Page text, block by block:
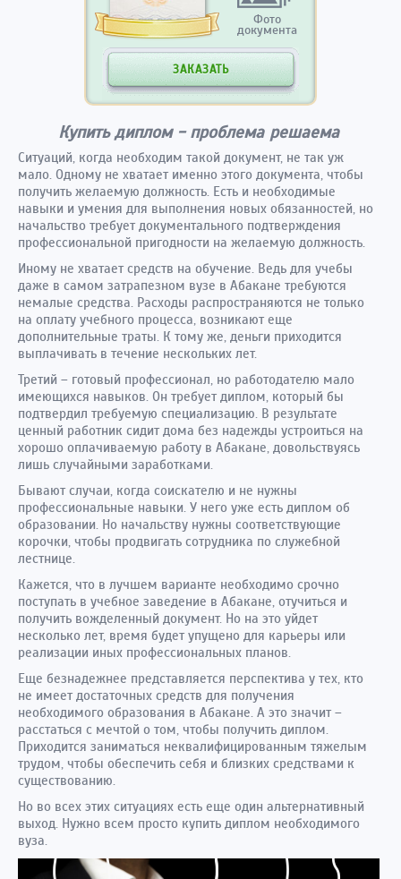
Фото
документа
ЗАКАЗАТЬ
Купить диплом - проблема решаема
Ситуаций, когда необходим такой документ, не так уж
мало. Одному не хватает именно этого документа, чтобы
получить желаемую должность. Есть и необходимые
навыки и умения для выполнения новых обязанностей, но
начальство требует документального подтверждения
профессиональной пригодности на желаемую должность.
Иному не хватает средств на обучение. Ведь для учебы
даже в самом затрапезном вузе в Абакане требуются
немалые средства. Расходы распространяются не только
на оплату учебного процесса, возникают еще
дополнительные траты. К тому же, деньги приходится
выплачивать в течение нескольких лет.
Третий – готовый профессионал, но работодателю мало
имеющихся навыков. Он требует диплом, который бы
подтвердил требуемую специализацию. В результате
ценный работник сидит дома без надежды устроиться на
хорошо оплачиваемую работу в Абакане, довольствуясь
лишь случайными заработками.
Бывают случаи, когда соискателю и не нужны
профессиональные навыки. У него уже есть диплом об
образовании. Но начальству нужны соответствующие
корочки, чтобы продвигать сотрудника по служебной
лестнице.
Кажется, что в лучшем варианте необходимо срочно
поступать в учебное заведение в Абакане, отучиться и
получить вожделенный документ. Но на это уйдет
несколько лет, время будет упущено для карьеры или
реализации иных профессиональных планов.
Еще безнадежнее представляется перспектива у тех, кто
не имеет достаточных средств для получения
необходимого образования в Абакане. А это значит –
расстаться с мечтой о том, чтобы получить диплом.
Приходится заниматься неквалифицированным тяжелым
трудом, чтобы обеспечить себя и близких средствами к
существованию.
Но во всех этих ситуациях есть еще один альтернативный
выход. Нужно всем просто купить диплом необходимого
вуза.